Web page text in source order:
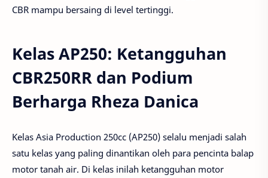
CBR mampu bersaing di level tertinggi.
Kelas AP250: Ketangguhan
CBR250RR dan Podium
Berharga Rheza Danica
Kelas Asia Production 250cc (AP250) selalu menjadi salah
satu kelas yang paling dinantikan oleh para pencinta balap
motor tanah air. Di kelas inilah ketangguhan motor